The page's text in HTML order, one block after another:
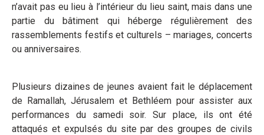
n’avait pas eu lieu à l’intérieur du lieu saint, mais dans une
partie du bâtiment qui héberge régulièrement des
rassemblements festifs et culturels – mariages, concerts
ou anniversaires.
Plusieurs dizaines de jeunes avaient fait le déplacement
de Ramallah, Jérusalem et Bethléem pour assister aux
performances du samedi soir. Sur place, ils ont été
attaqués et expulsés du site par des groupes de civils